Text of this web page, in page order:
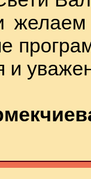
желаем
и